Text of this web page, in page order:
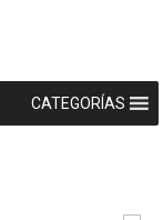
CATEGORÍAS